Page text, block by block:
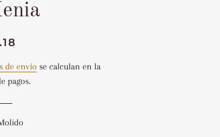
de envío se calculan en la
pagos.